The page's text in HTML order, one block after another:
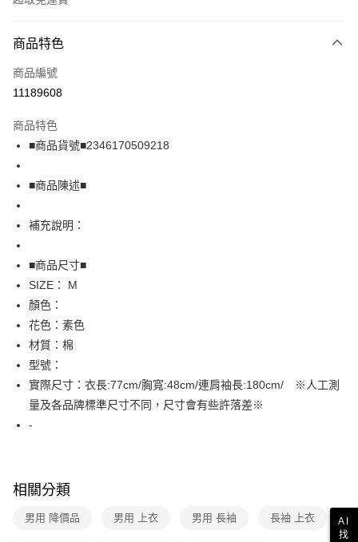
信用卡一次付款
超商取貨付款
Apple Pay
街口支付
全盈+PAY
AFTEE先享後付
相關說明
【關於「AFTEE先享後付」】
AFTEE先享後付是「在收到商品之後才付款」的支付方式。 讓您購物簡單
便利好安心！
１．簡單：不需註冊會員、不需綁卡、不需儲值。
３．安心：先確認商品／服務後，再付款。
【「AFTEE先享後付」結帳流程】
１．於結帳方式選擇「AFTEE先享後付」後，將跳轉至「AFTEE先享後付」
結帳頁面，進行簡訊認證並確認金額後，即可完成結帳。
※ 請注意：結帳手續完成當下不需立刻繳費，但若您需要取消訂單，請聯絡
購買商品的店家。未經商家同意取消之訂單仍視為有效，需透過AFTEE先享
後付繳納相關費用。
運送方式
全家取貨付款
免運費
付款後7-11取貨
免運費
商品特色
商品編號
11189608
商品特色
■商品貨號■2346170509218
■商品陳述■
補充說明：
■商品尺寸■
SIZE： M
顏色：
花色：素色
材質：棉
型號：
實際尺寸：衣長:77cm/胸寬:48cm/連肩袖長:180cm/ ※人工測
量及各品牌標準尺寸不同，尺寸會有些許落差※
-
相關分類
男用 降價品 男用 上衣 男用 長袖 長袖 上衣
AI
找